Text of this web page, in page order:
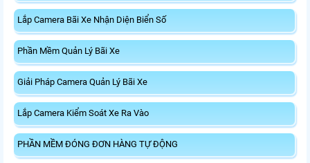
Lắp Camera Bãi Xe Nhận Diện Biển Số
Phần Mềm Quản Lý Bãi Xe
Giải Pháp Camera Quản Lý Bãi Xe
Lắp Camera Kiểm Soát Xe Ra Vào
PHẦN MỀM ĐÓNG ĐƠN HÀNG TỰ ĐỘNG